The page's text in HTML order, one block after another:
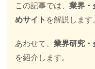
この記事では、 業界・
めサイト を解説します
あわせて、 業界研究・
を紹介します。